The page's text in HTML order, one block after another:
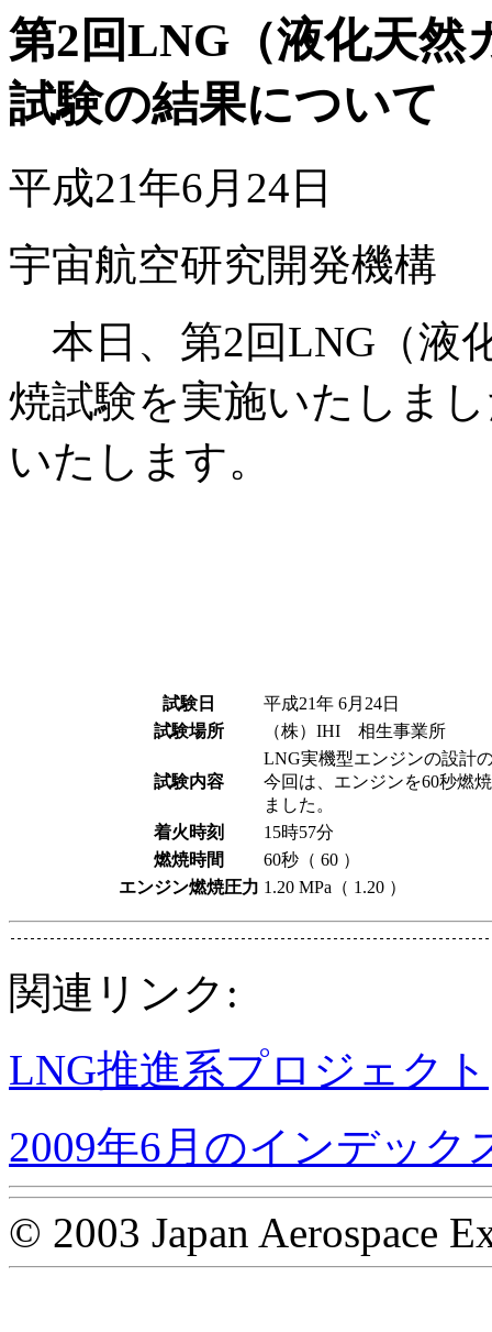
第2回LNG（液化天然
試験の結果について
平成21年6月24日
宇宙航空研究開発機構
本日、第2回LNG（液
焼試験を実施いたしま
いたします。
試験日
平成21年 6月24日
試験場所
（株）IHI 相生事業所
試験内容
LNG実機型エンジンの設計
今回は、エンジンを60秒燃
ました。
着火時刻
15時57分
燃焼時間
60秒（ 60 ）
エンジン燃焼圧力 1.20 MPa（ 1.20 ）
関連リンク:
LNG推進系プロジェクト
2009年6月のインデック
© 2003 Japan Aerospace